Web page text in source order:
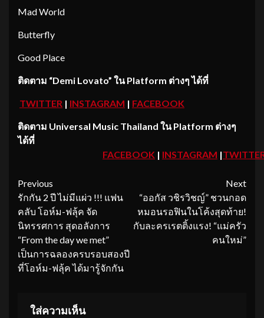
Mad World
Butterfly
Good Place
ติดตาม “Demi Lovato” ใน Platform ต่างๆ ได้ที่
TWITTER | INSTAGRAM | FACEBOOK
ติดตาม Universal Music Thailand ใน Platform ต่างๆ
ได้ที่
FACEBOOK | INSTAGRAM |
Continue
Reading
Previous
รักกัน 2 ปี ไม่มีแผ่ว !!! แฟน
คลับ โอห์ม-ฟลุ้ค จัด
นิทรรศการ สุดอลังการ
“From the day we met”
เป็นการฉลองครบรอบสองปี
ที่โอห์ม-ฟลุ้ค ได้มารู้จักกัน
Next
“ออกัส วชิรวิชญ์” ชวนกอด
หมอนรอฟินในโค้งสุดท้าย!
กับละครเรตติ้งแรง! “แม่ครัว
คนใหม่”
ใส่ความเห็น